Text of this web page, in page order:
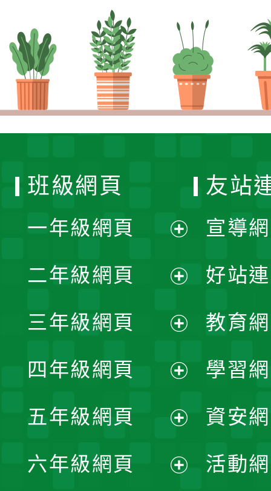
班級網頁
一年級網頁
開
選
單
二年級網頁
開
選
單
三年級網頁
開
選
單
四年級網頁
開
選
五年級網頁
開
六年級網頁
友站
宣導
好站
教育
學習
資安
活動